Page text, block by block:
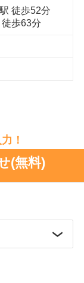
徒歩52分
歩63分
！
(無料)